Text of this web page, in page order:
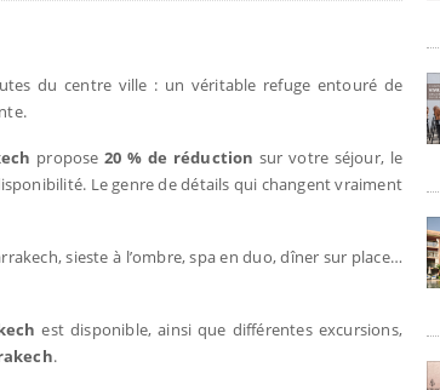
du centre ville : un véritable refuge entouré de
propose20 % de réduction sur votre séjour, le
Le genre de détails qui changent vraiment
sieste à l’ombre, spa en duo, dîner sur place…
est disponible, ainsi que différentes excursions,
.